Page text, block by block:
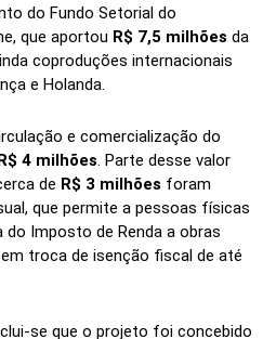
do Fundo Setorial do
que aportou R$ 7,5 milhões da
coproduções internacionais
e Holanda.
e comercialização do
4 milhões. Parte desse valor
de R$ 3 milhões foram
que permite a pessoas físicas
do Imposto de Renda a obras
troca de isenção fiscal de até
se que o projeto foi concebido